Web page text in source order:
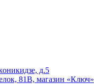
д.5
81В, магазин «Ключ»